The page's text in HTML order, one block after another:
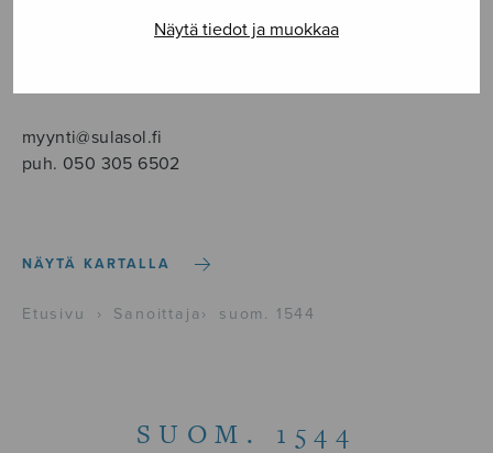
Näytä tiedot ja muokkaa
myynti@sulasol.fi
puh. 050 305 6502
NÄYTÄ KARTALLA
Etusivu › Sanoittaja › suom. 1544
SUOM. 1544